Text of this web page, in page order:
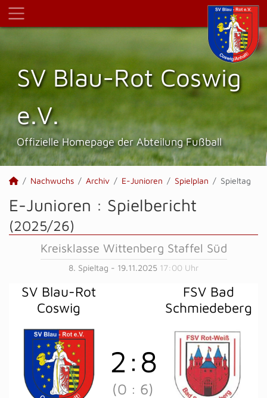
SV Blau-Rot Coswig
e.V.
Offizielle Homepage der Abteilung Fußball
Nachwuchs Archiv E-Junioren Spielplan Spieltag
E-Junioren : Spielbericht
(2025/26)
Kreisklasse Wittenberg Staffel Süd
8. Spieltag - 19.11.2025 17:00 Uhr
SV Blau-Rot
Coswig
FSV Bad
Schmiedeberg
2 : 8
(0 : 6)